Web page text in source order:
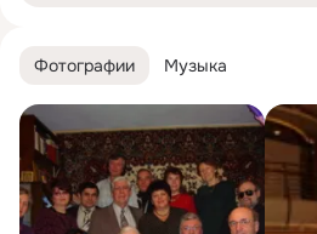
Фотографии Музыка